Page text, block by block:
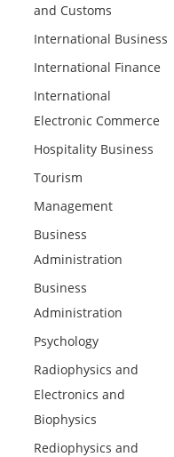
and Customs
International Business
International Finance
International
Electronic Commerce
Hospitality Business
Tourism
Management
Business
Administration
Business
Administration
Psychology
Radiophysics and
Electronics and
Biophysics
Rediophysics and